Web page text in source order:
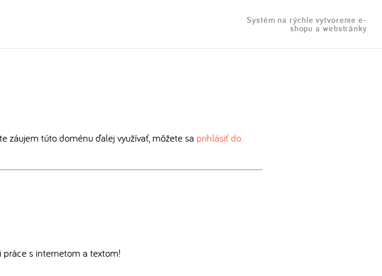
Systém na rýchle vytvorenie e-
shopu a webstránky
záujem túto doménu ďalej využívať, môžete sa prihlásiť do
práce s internetom a textom!